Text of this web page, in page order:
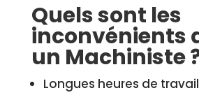
Quels sont les
inconvénients
un Machiniste
Longues heures de travail